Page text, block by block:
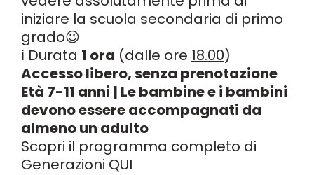
iniziare la scuola secondaria di primo
grado😉
ℹ️ Durata 1 ora (dalle ore 18.00)
Accesso libero, senza prenotazione
Età 7-11 anni | Le bambine e i bambini
devono essere accompagnati da
almeno un adulto
Scopri il programma completo di
Generazioni QUI